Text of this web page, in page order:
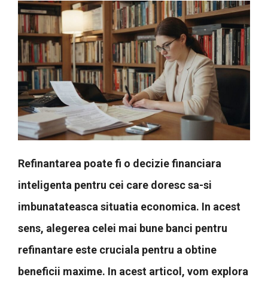
Refinantarea poate fi o decizie financiara
inteligenta pentru cei care doresc sa-si
imbunatateasca situatia economica. In acest
sens, alegerea celei mai bune banci pentru
refinantare este cruciala pentru a obtine
beneficii maxime. In acest articol, vom explora